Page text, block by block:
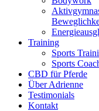
Training
Sports
Sports
CBD für Pferde
Über Adrienne
Testimonials
Kontakt